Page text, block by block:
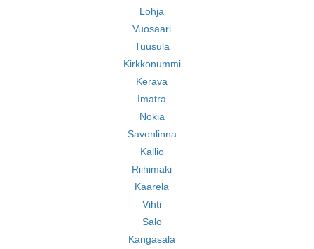
Lohja
Vuosaari
Tuusula
Kirkkonummi
Kerava
Imatra
Nokia
Savonlinna
Kallio
Riihimaki
Kaarela
Vihti
Salo
Kangasala